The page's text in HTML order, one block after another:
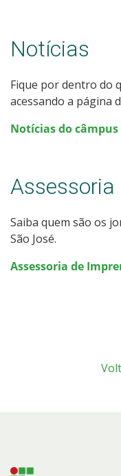
Notícias
Fique por dentro do
acessando a página
Notícias do câmpus
Saiba quem são os
São José.
Assessoria de